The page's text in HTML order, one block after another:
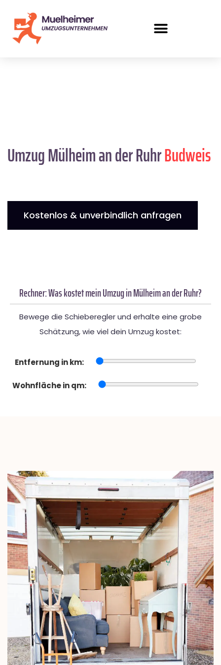
Umzug Mülheim an der RuhrBudweis
Kostenlos & unverbindlich anfragen
Rechner: Was kostet mein Umzug in Mülheim an der Ruhr?
Bewege die Schieberegler und erhalte eine grobe
Schätzung, wie viel dein Umzug kostet:
Entfernung in km:
Wohnfläche in qm: